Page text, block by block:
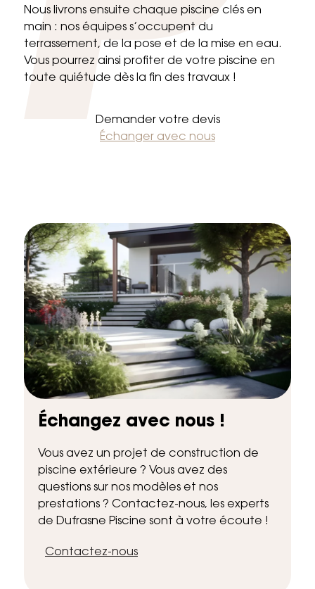
Nous livrons ensuite chaque piscine clés en
main : nos équipes s’occupent du
terrassement, de la pose et de la mise en eau.
Vous pourrez ainsi profiter de votre piscine en
toute quiétude dès la fin des travaux !
Demander votre devis
Échanger avec nous
Échangez avec nous !
Vous avez un projet de construction de
piscine extérieure ? Vous avez des
questions sur nos modèles et nos
prestations ? Contactez-nous, les experts
de Dufrasne Piscine sont à votre écoute !
Contactez-nous